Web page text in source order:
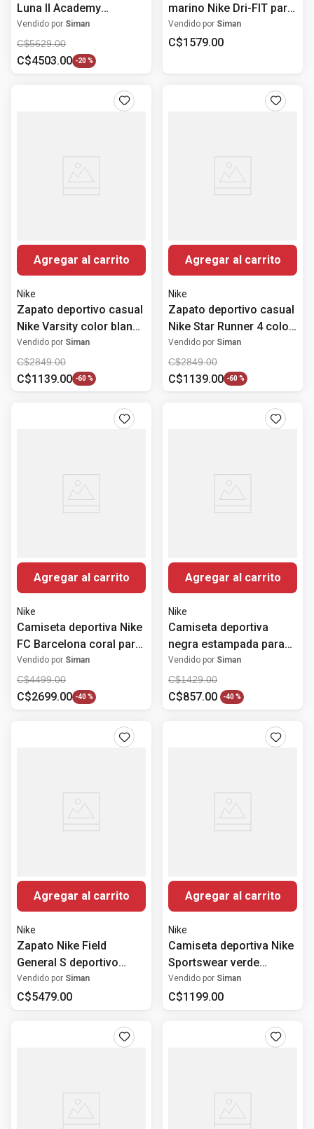
Luna II Academy
deportivo celeste para
hombre
Vendido por Siman
C$5629.00
C$4503.00 -20 %
marino Nike Dri-FIT para
hombre
Vendido por Siman
C$1579.00
Agregar al carrito
Nike
Zapato deportivo casual
Nike Varsity color blanco
para niño
Vendido por Siman
C$2849.00
C$1139.00 -60 %
Agregar al carrito
Nike
Zapato deportivo casual
Nike Star Runner 4 color
rosado para niña
Vendido por Siman
C$2849.00
C$1139.00 -60 %
Agregar al carrito
Nike
Camiseta deportiva Nike
FC Barcelona coral para
hombre
Vendido por Siman
C$4499.00
C$2699.00 -40 %
Agregar al carrito
Nike
Camiseta deportiva
negra estampada para
hombre
Vendido por Siman
C$1429.00
C$857.00 -40 %
Agregar al carrito
Nike
Zapato Nike Field
General S deportivo
casual negro para
hombre
Vendido por Siman
C$5479.00
Agregar al carrito
Nike
Camiseta deportiva Nike
Sportswear verde
estampada para hombre
Vendido por Siman
C$1199.00